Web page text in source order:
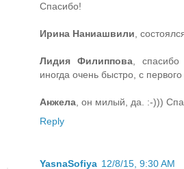
Спасибо!
Ирина Наниашвили,
Лидия Филиппова, спасибо
иногда очень быстро, с
Анжела, он милый, да. :-)))
Reply
YasnaSofiya 12/8/15, 9:30 AM